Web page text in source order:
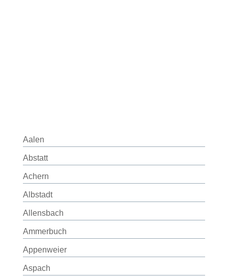
Aalen
Abstatt
Achern
Albstadt
Allensbach
Ammerbuch
Appenweier
Aspach